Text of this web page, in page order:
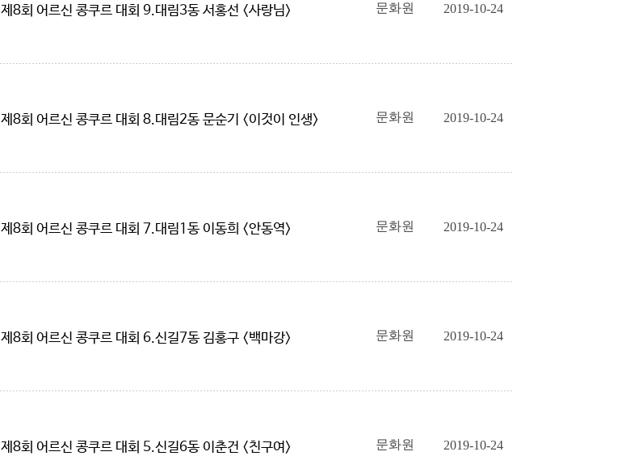
제8회 어르신 콩쿠르 대회 9.대림3동 서홍선 <사랑님> 문화원 2019-10-24
제8회 어르신 콩쿠르 대회 8.대림2동 문순기 <이것이 인생> 문화원 2019-10-24
제8회 어르신 콩쿠르 대회 7.대림1동 이동희 <안동역> 문화원 2019-10-24
제8회 어르신 콩쿠르 대회 6.신길7동 김홍구 <백마강> 문화원 2019-10-24
제8회 어르신 콩쿠르 대회 5.신길6동 이춘건 <친구여> 문화원 2019-10-24